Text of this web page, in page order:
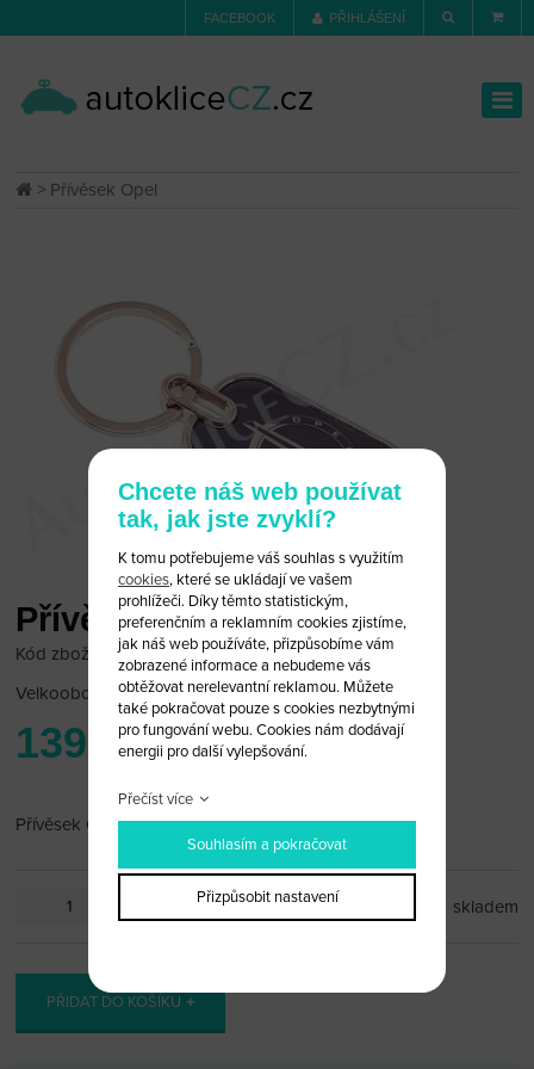
FACEBOOK PŘIHLÁŠENÍ
> Přívěsek Opel
Přívěsek Opel
Kód zboží: OPEL_PR56
Velkoobchodní cena: po přihlášení
139 Kč
Přívěsek Opel
skladem
PŘIDAT DO KOŠÍKU
Chcete náš web používat
tak, jak jste zvyklí?
K tomu potřebujeme váš souhlas s využitím
cookies, které se ukládají ve vašem
prohlížeči. Díky těmto statistickým,
preferenčním a reklamním cookies zjistíme,
jak náš web používáte, přizpůsobíme vám
zobrazené informace a nebudeme vás
obtěžovat nerelevantní reklamou. Můžete
také pokračovat pouze s cookies nezbytnými
pro fungování webu. Cookies nám dodávají
energii pro další vylepšování.
Přečíst více
Souhlasím a pokračovat
Přizpůsobit nastavení